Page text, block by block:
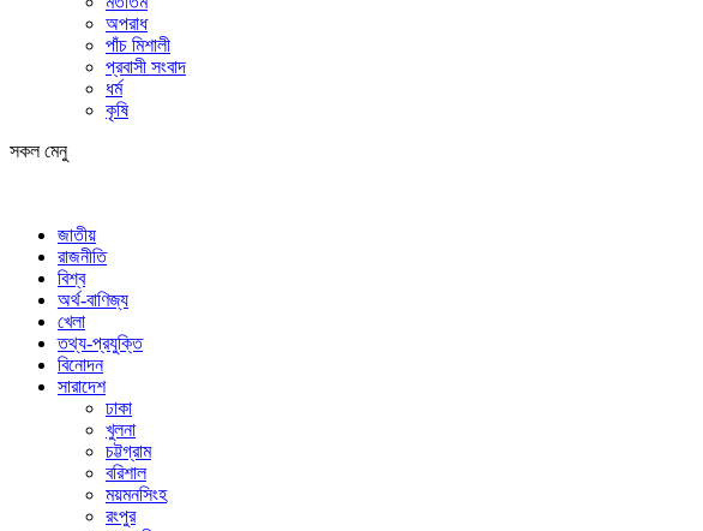
অপরাধ
পাঁচ মিশালী
প্রবাসী সংবাদ
ধর্ম
কৃষি
সকল মেনু
জাতীয়
রাজনীতি
বিশ্ব
অর্থ-বাণিজ্য
খেলা
তথ্য-প্রযুক্তি
বিনোদন
সারাদেশ
ঢাকা
খুলনা
চট্টগ্রাম
বরিশাল
ময়মনসিংহ
রংপুর